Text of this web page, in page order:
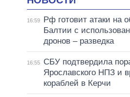
16:59
Рф готовит атаки на
Балтии с
дронов – разведка
16:55
СБУ подтвердила
Ярославского НПЗ и
кораблей в Керчи